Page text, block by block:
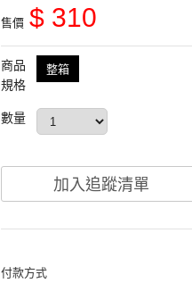
售價 $ 310
商品
規格
整箱
數量
加入追蹤清單
付款方式